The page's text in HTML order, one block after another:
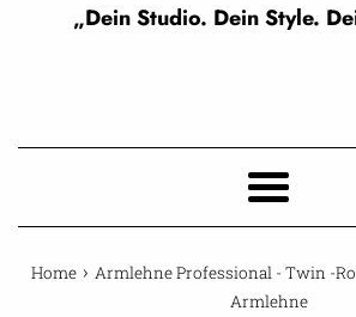
„Dein Studio. Dein Style.
Menu
Home › Armlehne Professional - Twin -
Armlehne